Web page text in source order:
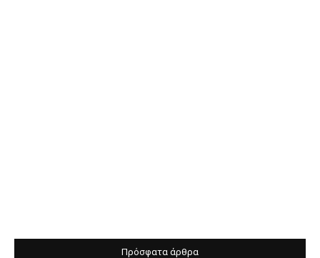
Πρόσφατα άρθρα